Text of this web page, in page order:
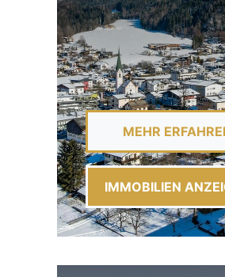
MEHR
IMMOBILIEN